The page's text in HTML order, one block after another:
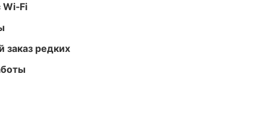
заказ редких